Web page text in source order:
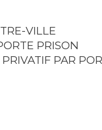
VILLE
PRISON
PAR